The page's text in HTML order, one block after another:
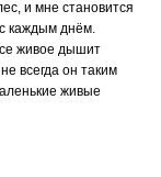
и мне становится
каждым днём.
живое дышит
всегда он таким
живые